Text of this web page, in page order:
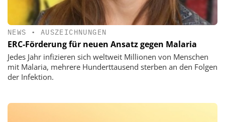
NEWS • AUSZEICHNUNGEN
ERC-Förderung für neuen Ansatz gegen Malaria
Jedes Jahr infizieren sich weltweit Millionen von Menschen
mit Malaria, mehrere Hunderttausend sterben an den Folgen
der Infektion.